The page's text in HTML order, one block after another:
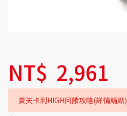
NT$ 2,961
夏天卡利HIGH回饋攻略(詳情請點)